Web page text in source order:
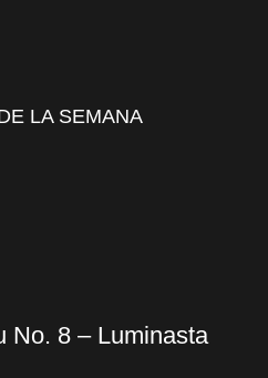
LA SEMANA
No. 8 – Luminasta